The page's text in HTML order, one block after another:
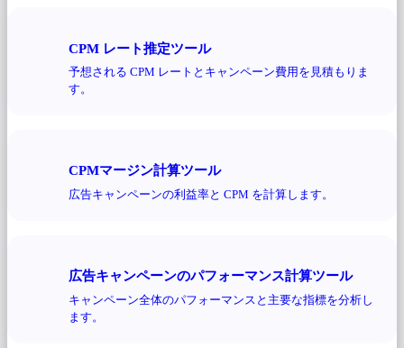
CPM レート推定ツール
予想される CPM レートとキャンペーン費用を見積もりま
す。
CPMマージン計算ツール
広告キャンペーンの利益率と CPM を計算します。
広告キャンペーンのパフォーマンス計算ツール
キャンペーン全体のパフォーマンスと主要な指標を分析し
ます。